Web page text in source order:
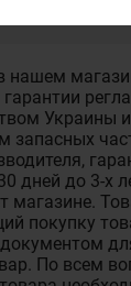
нашем
Украины
запасных
дней до 3-х
магазине.
покупку
По всем